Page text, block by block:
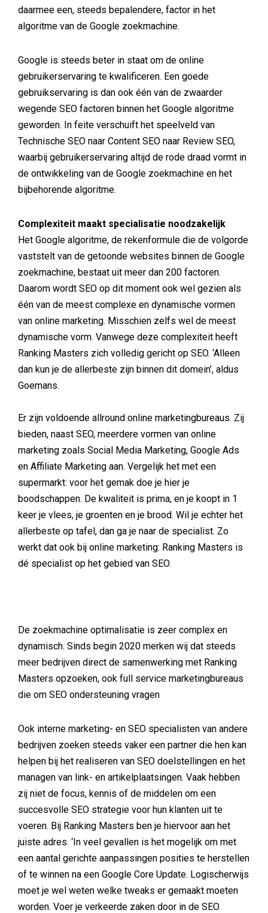
daarmee een, steeds bepalendere, factor in het
algoritme van de Google zoekmachine.
Google is steeds beter in staat om de online
gebruikerservaring te kwalificeren. Een goede
gebruikservaring is dan ook één van de zwaarder
wegende SEO factoren binnen het Google algoritme
geworden. In feite verschuift het speelveld van
Technische SEO naar Content SEO naar Review SEO,
waarbij gebruikerservaring altijd de rode draad vormt in
de ontwikkeling van de Google zoekmachine en het
bijbehorende algoritme.
Complexiteit maakt specialisatie noodzakelijk
Het Google algoritme, de rekenformule die de volgorde
vaststelt van de getoonde websites binnen de Google
zoekmachine, bestaat uit meer dan 200 factoren.
Daarom wordt SEO op dit moment ook wel gezien als
één van de meest complexe en dynamische vormen
van online marketing. Misschien zelfs wel de meest
dynamische vorm. Vanwege deze complexiteit heeft
Ranking Masters zich volledig gericht op SEO. ‘Alleen
dan kun je de allerbeste zijn binnen dit domein’, aldus
Goemans.
Er zijn voldoende allround online marketingbureaus. Zij
bieden, naast SEO, meerdere vormen van online
marketing zoals Social Media Marketing, Google Ads
en Affiliate Marketing aan. Vergelijk het met een
supermarkt: voor het gemak doe je hier je
boodschappen. De kwaliteit is prima, en je koopt in 1
keer je vlees, je groenten en je brood. Wil je echter het
allerbeste op tafel, dan ga je naar de specialist. Zo
werkt dat ook bij online marketing: Ranking Masters is
dé specialist op het gebied van SEO.
De zoekmachine optimalisatie is zeer complex en
dynamisch. Sinds begin 2020 merken wij dat steeds
meer bedrijven direct de samenwerking met Ranking
Masters opzoeken, ook full service marketingbureaus
die om SEO ondersteuning vragen
Ook interne marketing- en SEO specialisten van andere
bedrijven zoeken steeds vaker een partner die hen kan
helpen bij het realiseren van SEO doelstellingen en het
managen van link- en artikelplaatsingen. Vaak hebben
zij niet de focus, kennis of de middelen om een
succesvolle SEO strategie voor hun klanten uit te
voeren. Bij Ranking Masters ben je hiervoor aan het
juiste adres. ‘In veel gevallen is het mogelijk om met
een aantal gerichte aanpassingen posities te herstellen
of te winnen na een Google Core Update. Logischerwijs
moet je wel weten welke tweaks er gemaakt moeten
worden. Voer je verkeerde zaken door in de SEO